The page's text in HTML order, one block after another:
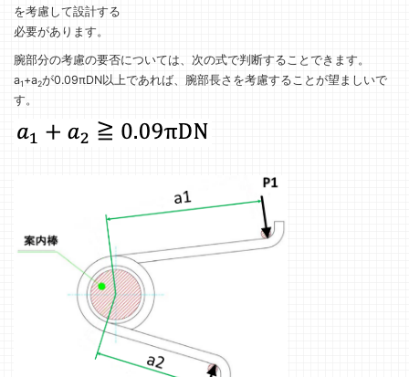
を考慮して設計する
必要があります。
腕部分の考慮の要否については、次の式で判断することできます。
a1+a2が0.09πDN以上であれば、腕部長さを考慮することが望ましいで
す。